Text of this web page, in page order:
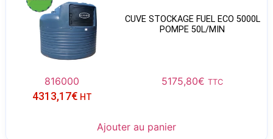
CUVE STOCKAGE FUEL ECO 5000L
POMPE 50L/MIN
816000 5175,80€ TTC
4313,17€ HT
Ajouter au panier